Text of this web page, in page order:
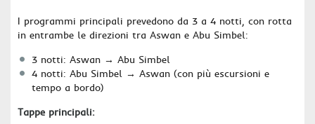
I programmi principali prevedono da 3 a 4 notti, con rotta
in entrambe le direzioni tra Aswan e Abu Simbel:
3 notti: Aswan → Abu Simbel
4 notti: Abu Simbel → Aswan (con più escursioni e
tempo a bordo)
Tappe principali: